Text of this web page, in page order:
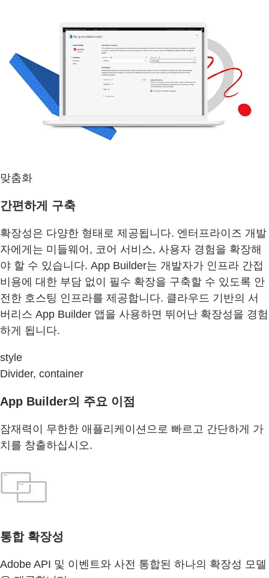
맞춤화
간편하게 구축
확장성은 다양한 형태로 제공됩니다. 엔터프라이즈 개발
자에게는 미들웨어, 코어 서비스, 사용자 경험을 확장해
야 할 수 있습니다. App Builder는 개발자가 인프라 간접
비용에 대한 부담 없이 필수 확장을 구축할 수 있도록 안
전한 호스팅 인프라를 제공합니다. 클라우드 기반의 서
버리스 App Builder 앱을 사용하면 뛰어난 확장성을 경험
하게 됩니다.
style
Divider, container
App Builder의 주요 이점
잠재력이 무한한 애플리케이션으로 빠르고 간단하게 가
치를 창출하십시오.
통합 확장성
Adobe API 및 이벤트와 사전 통합된 하나의 확장성 모델